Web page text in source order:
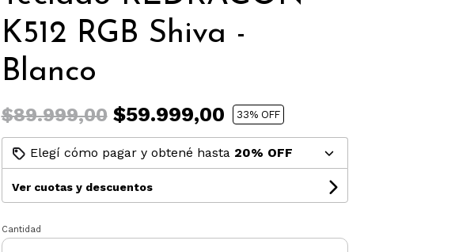
K512 RGB Shiva -
Blanco
$89.999,00$59.999,00 33% OFF
Elegí cómo pagar y obtené hasta 20% OFF
Ver cuotas y descuentos
Cantidad